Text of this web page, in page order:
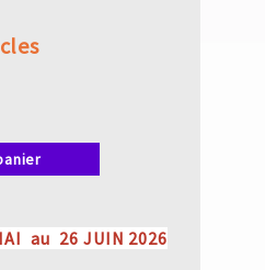
au 26 JUIN 2026